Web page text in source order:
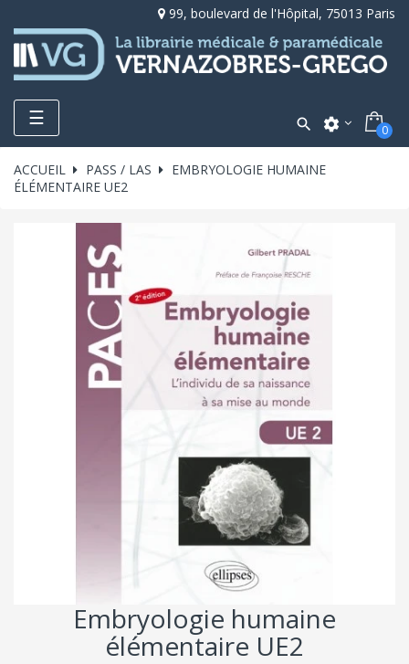
99, boulevard de l'Hôpital, 75013 Paris
Toggle
navigation
☰  settings 0
ACCUEIL PASS / LAS
EMBRYOLOGIE HUMAINE
ÉLÉMENTAIRE UE2
Embryologie humaine
élémentaire UE2